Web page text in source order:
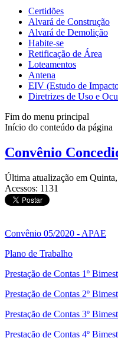
Certidões
Alvará de Construção
Alvará de Demolição
Habite-se
Retificação de Área
Loteamentos
Antena
EIV (Estudo de
Diretrizes de Uso e
Fim do menu principal
Início do conteúdo da página
Convênio
Última atualização em
Acessos: 1131
Convênio 05/2020 - APAE
Plano de Trabalho
Prestação de Contas 1º
Prestação de Contas 2º
Prestação de Contas 3º
Prestação de Contas 4º